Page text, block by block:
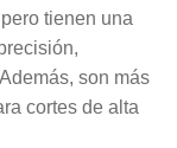
tienen una
son más
cortes de alta